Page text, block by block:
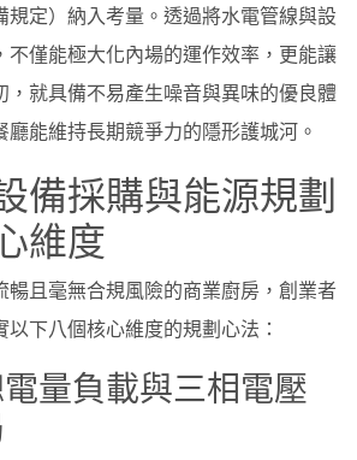
規定）納入考量。透過將水電管線與設
不僅能極大化內場的運作效率，更能讓
，就具備不易產生噪音與異味的優良體
能維持長期競爭力的隱形護城河。
備採購與能源規劃
維度
暢且毫無合規風險的商業廚房，創業者
下八個核心維度的規劃心法：
量負載與三相電壓